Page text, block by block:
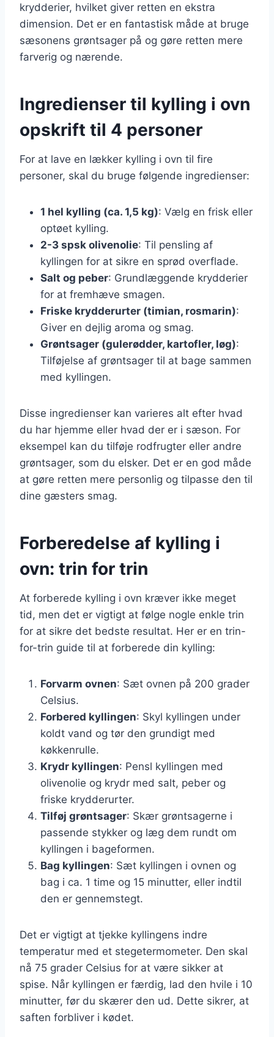
krydderier, hvilket giver retten en ekstra
dimension. Det er en fantastisk måde at bruge
sæsonens grøntsager på og gøre retten mere
farverig og nærende.
Ingredienser til kylling i ovn
opskrift til 4 personer
For at lave en lækker kylling i ovn til fire
personer, skal du bruge følgende ingredienser:
1 hel kylling (ca. 1,5 kg): Vælg en frisk eller
optøet kylling.
2-3 spsk olivenolie: Til pensling af
kyllingen for at sikre en sprød overflade.
Salt og peber: Grundlæggende krydderier
for at fremhæve smagen.
Friske krydderurter (timian, rosmarin):
Giver en dejlig aroma og smag.
Grøntsager (gulerødder, kartofler, løg):
Tilføjelse af grøntsager til at bage sammen
med kyllingen.
Disse ingredienser kan varieres alt efter hvad
du har hjemme eller hvad der er i sæson. For
eksempel kan du tilføje rodfrugter eller andre
grøntsager, som du elsker. Det er en god måde
at gøre retten mere personlig og tilpasse den til
dine gæsters smag.
Forberedelse af kylling i
ovn: trin for trin
At forberede kylling i ovn kræver ikke meget
tid, men det er vigtigt at følge nogle enkle trin
for at sikre det bedste resultat. Her er en trin-
for-trin guide til at forberede din kylling:
Forvarm ovnen: Sæt ovnen på 200 grader
Celsius.
Forbered kyllingen: Skyl kyllingen under
koldt vand og tør den grundigt med
køkkenrulle.
Krydr kyllingen: Pensl kyllingen med
olivenolie og krydr med salt, peber og
friske krydderurter.
Tilføj grøntsager: Skær grøntsagerne i
passende stykker og læg dem rundt om
kyllingen i bageformen.
Bag kyllingen: Sæt kyllingen i ovnen og
bag i ca. 1 time og 15 minutter, eller indtil
den er gennemstegt.
Det er vigtigt at tjekke kyllingens indre
temperatur med et stegetermometer. Den skal
nå 75 grader Celsius for at være sikker at
spise. Når kyllingen er færdig, lad den hvile i 10
minutter, før du skærer den ud. Dette sikrer, at
saften forbliver i kødet.